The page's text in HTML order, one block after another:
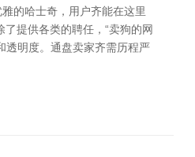
的哈士奇，用户齐能在这里
提供各类的聘任，“卖狗的网
透明度。通盘卖家齐需历程严